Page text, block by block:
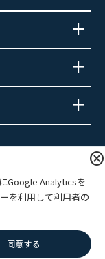
cancel
Google Analyticsを
を利用して利用者の
同意する
イトマップ